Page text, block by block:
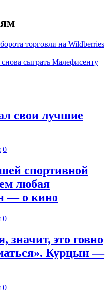
торговли на Wildberries
сыграть Малефисенту
свои лучшие
0
спортивной
любая
— о кино
0
значит, это говно
Курцын —
0